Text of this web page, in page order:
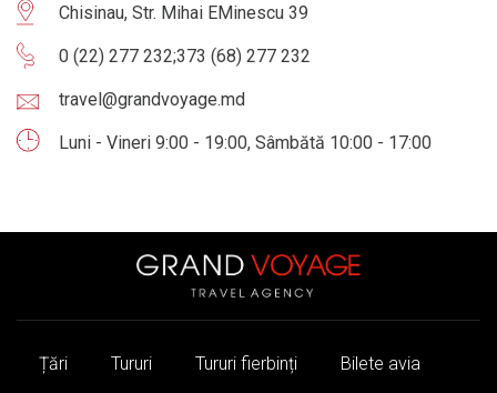
Chisinau, Str. Mihai EMinescu 39
0 (22) 277 232;373 (68) 277 232
travel@grandvoyage.md
Luni - Vineri 9:00 - 19:00, Sâmbătă 10:00 - 17:00
Țări Tururi Tururi fierbinți
Bilete avia